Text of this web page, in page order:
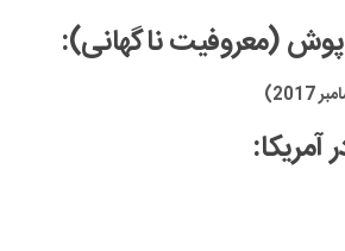
پوش (معروفیت ناگهانی):
آمریکا: